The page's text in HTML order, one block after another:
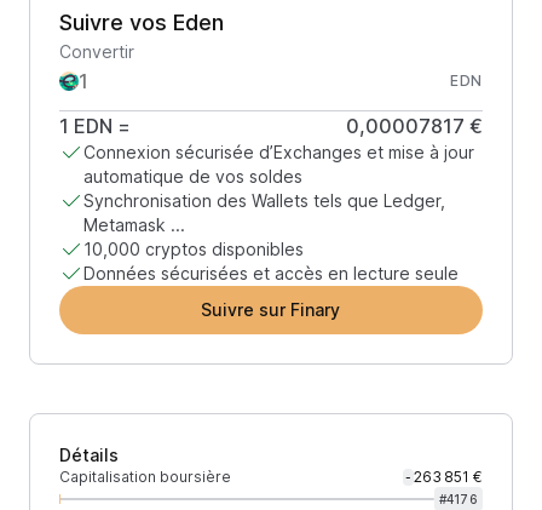
Suivre vos Eden
Convertir
EDN
1 EDN = 0,00007817 €
Connexion sécurisée d’Exchanges et mise à jour
automatique de vos soldes
Synchronisation des Wallets tels que Ledger,
Metamask ...
10,000 cryptos disponibles
Données sécurisées et accès en lecture seule
Suivre sur Finary
Détails
Capitalisation boursière - 263 851 €
#4176